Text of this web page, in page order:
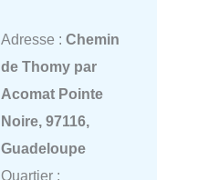
Adresse : Chemin
de Thomy par
Acomat Pointe
Noire, 97116,
Guadeloupe
Quartier :